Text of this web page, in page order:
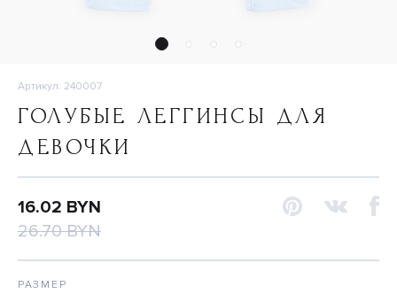
Артикул: 240007
ГОЛУБЫЕ ЛЕГГИНСЫ ДЛЯ
ДЕВОЧКИ
16.02 BYN
26.70 BYN
РАЗМЕР